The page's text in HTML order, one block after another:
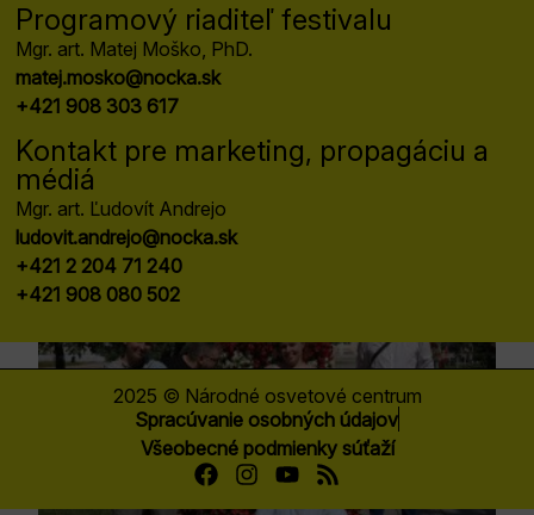
Programový riaditeľ festivalu
Mgr. art. Matej Moško, PhD.
matej.mosko@nocka.sk
+421 908 303 617
Kontakt pre marketing, propagáciu a
médiá
Mgr. art. Ľudovít Andrejo
ludovit.andrejo@nocka.sk
+421 2 204 71 240
+421 908 080 502
2025 © Národné osvetové centrum
Spracúvanie osobných údajov
Všeobecné podmienky súťaží